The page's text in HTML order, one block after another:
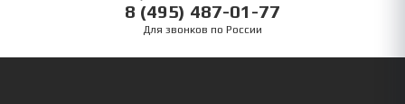
8 (495) 487-01-77
Для звонков по России